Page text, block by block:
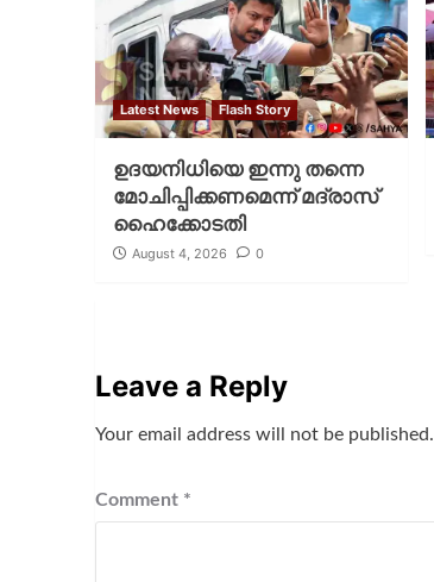
Latest News Flash Story
ഉദയനിധിയെ ഇന്നു തന്നെ
മോചിപ്പിക്കണമെന്ന് മദ്രാസ്
ഹൈക്കോടതി
August 4, 2026 0
Leave a Reply
Your email address will not be published.
Comment *